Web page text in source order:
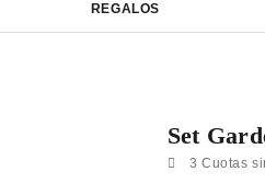
REGALOS
Set
3 Cuotas